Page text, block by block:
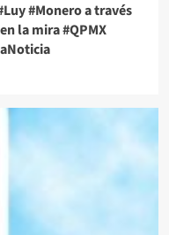
#Monero a través
la mira #QPMX